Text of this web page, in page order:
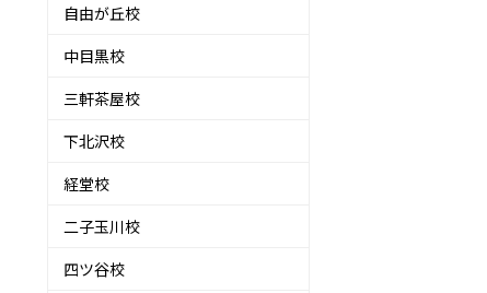
自由が丘校
中目黒校
三軒茶屋校
下北沢校
経堂校
二子玉川校
四ツ谷校